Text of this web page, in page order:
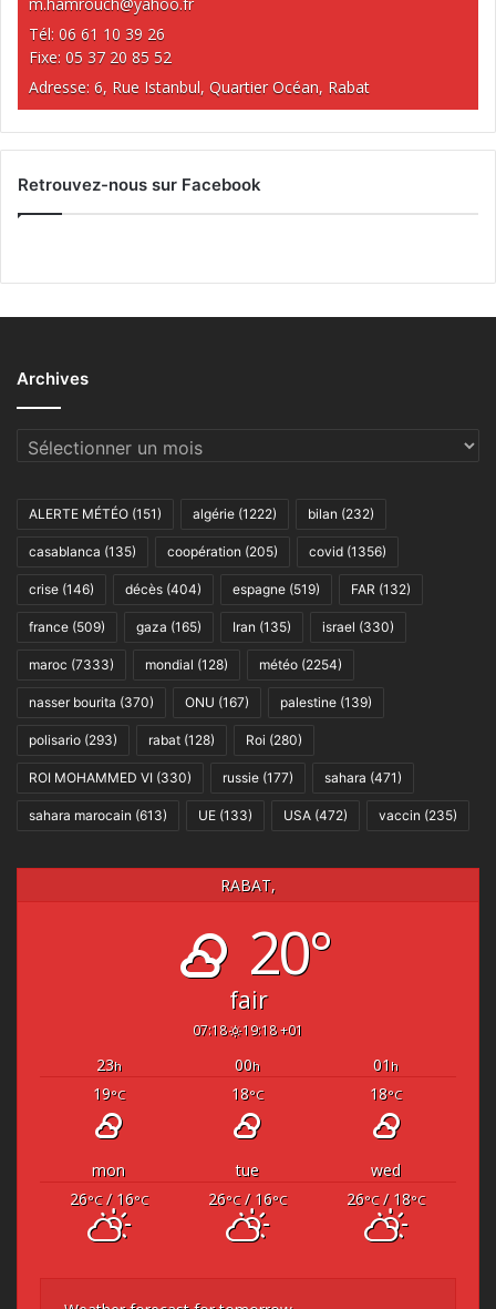
Tél: 06 61 10 39 26
Fixe: 05 37 20 85 52
Adresse: 6, Rue Istanbul, Quartier Océan, Rabat
Retrouvez-nous sur Facebook
Archives
Archives
ALERTE MÉTÉO (151) algérie (1222) bilan (232)
casablanca (135) coopération (205) covid (1356)
crise (146) décès (404) espagne (519) FAR (132)
france (509) gaza (165) Iran (135) israel (330)
maroc (7333) mondial (128) météo (2254)
nasser bourita (370) ONU (167) palestine (139)
polisario (293) rabat (128) Roi (280)
ROI MOHAMMED VI (330) russie (177) sahara (471)
sahara marocain (613) UE (133) USA (472) vaccin (235)
RABAT,
20°
fair
07:18 19:18 +01
23h 00h 01 h
19°C 18°C 18°C
mon tue
wed
26°C/ 16°C 26°C/ 16°C 26°C/ 18°C